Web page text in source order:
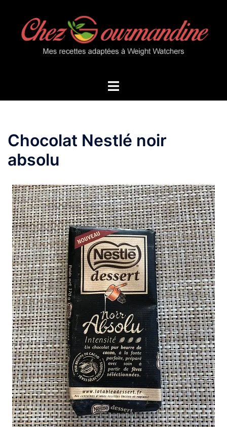
contenu
Ouvrir/fermer
Chocolat Nestlé noir
absolu